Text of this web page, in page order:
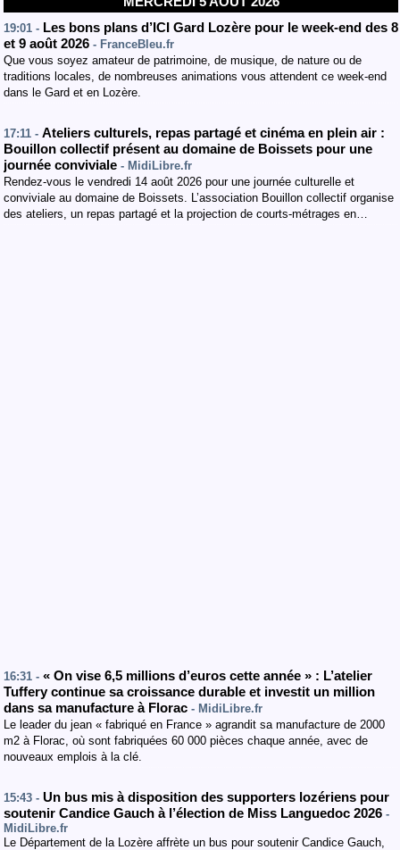
19:01 - Les bons plans d’ICI Gard Lozère pour le week-end des 8
et 9 août 2026 - FranceBleu.fr
Que vous soyez amateur de patrimoine, de musique, de nature ou de
traditions locales, de nombreuses animations vous attendent ce week-end
dans le Gard et en Lozère.
17:11 - Ateliers culturels, repas partagé et cinéma en plein air :
Bouillon collectif présent au domaine de Boissets pour une
journée conviviale - MidiLibre.fr
Rendez-vous le vendredi 14 août 2026 pour une journée culturelle et
conviviale au domaine de Boissets. L’association Bouillon collectif organise
des ateliers, un repas partagé et la projection de courts-métrages en…
16:31 - « On vise 6,5 millions d’euros cette année » : L’atelier
Tuffery continue sa croissance durable et investit un million
dans sa manufacture à Florac - MidiLibre.fr
Le leader du jean « fabriqué en France » agrandit sa manufacture de 2000
m2 à Florac, où sont fabriquées 60 000 pièces chaque année, avec de
nouveaux emplois à la clé.
15:43 - Un bus mis à disposition des supporters lozériens pour
soutenir Candice Gauch à l’élection de Miss Languedoc 2026 -
MidiLibre.fr
Le Département de la Lozère affrète un bus pour soutenir Candice Gauch,